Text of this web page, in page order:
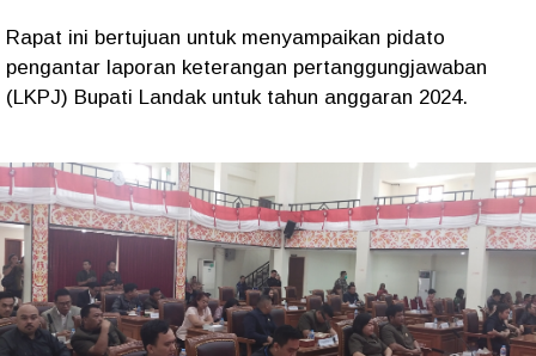
Rapat ini bertujuan untuk menyampaikan pidato
pengantar laporan keterangan pertanggungjawaban
(LKPJ) Bupati Landak untuk tahun anggaran 2024.